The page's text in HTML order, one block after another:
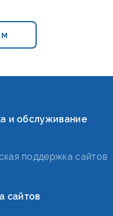
и обслуживание
поддержка сайтов
сайтов